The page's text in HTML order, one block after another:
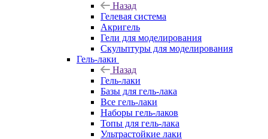
Назад
Гелевая система
Акригель
Гели для моделирования
Скульптуры для моделирования
Гель-лаки
Назад
Гель-лаки
Базы для гель-лака
Все гель-лаки
Наборы гель-лаков
Топы для гель-лака
Ультрастойкие лаки